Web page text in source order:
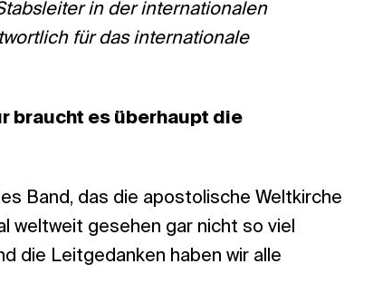
in der internationalen
für das internationale
braucht es überhaupt die
Band, das die apostolische Weltkirche
weltweit gesehen gar nicht so viel
die Leitgedanken haben wir alle